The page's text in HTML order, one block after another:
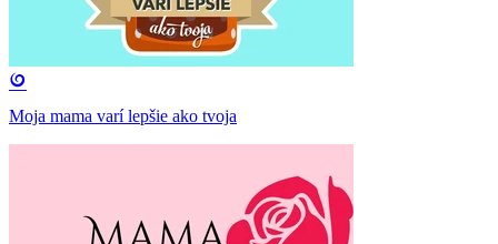
Moja mama varí lepšie ako tvoja